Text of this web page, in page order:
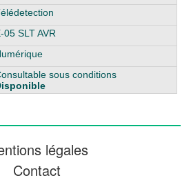
05 SLT AVR
sous conditions
légales
Contact